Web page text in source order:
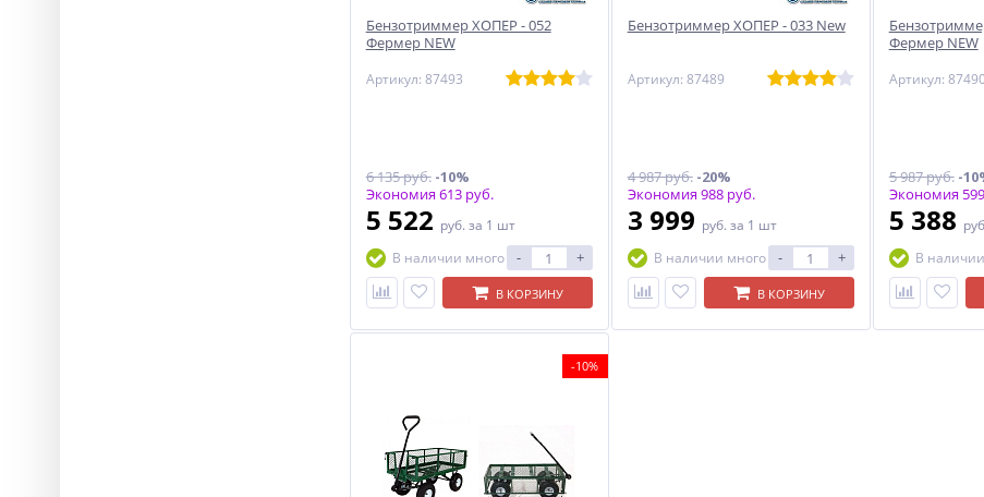
Бензотриммер ХОПЕР - 052
Фермер NEW
Артикул: 87493
6 135 руб.-10%
Экономия 613 руб.
5 522 руб. за 1 шт
В наличии много
- +
В КОРЗИНУ
Бензотриммер ХОПЕР - 033 New
Артикул: 87489
4 987 руб.-20%
Экономия 988 руб.
3 999 руб. за 1 шт
В наличии много
- +
В КОРЗИНУ
Фермер NEW
Артикул:
5 987 руб.-
Экономия
5 388
В
-10%